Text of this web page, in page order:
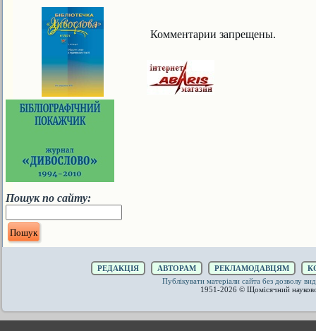
Пошук по сайту:
Комментарии запрещены.
РЕДАКЦІЯ АВТОРАМ РЕКЛАМОДАВЦЯМ
Публікувати матеріали сайта без дозволу
1951-2026 © Щомісячний